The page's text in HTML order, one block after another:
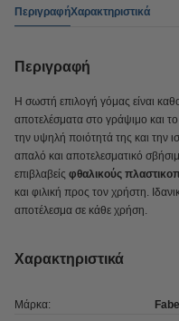
ΠεριγραφήΧαρακτηριστικά
Περιγραφή
Η σωστή επιλογή γόμας είναι
αποτελέσματα στο γράψιμο και
την υψηλή ποιότητά της και την
απαλό και αποτελεσματικό
επιβλαβείς φθαλικούς
και φιλική προς τον χρήστη.
αποτέλεσμα σε κάθε χρήση.
Χαρακτηριστικά
Μάρκα: